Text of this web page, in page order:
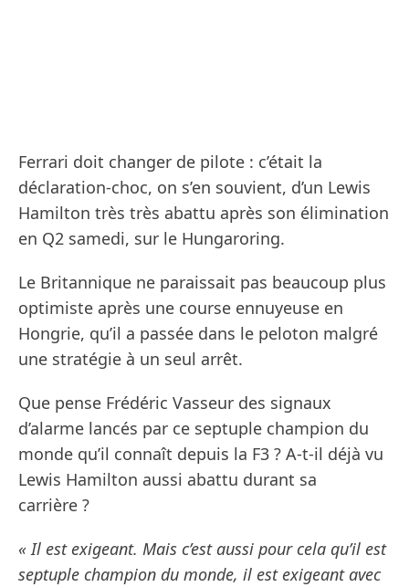
Ferrari doit changer de pilote : c’était la
déclaration-choc, on s’en souvient, d’un Lewis
Hamilton très très abattu après son élimination
en Q2 samedi, sur le Hungaroring.
Le Britannique ne paraissait pas beaucoup plus
optimiste après une course ennuyeuse en
Hongrie, qu’il a passée dans le peloton malgré
une stratégie à un seul arrêt.
Que pense Frédéric Vasseur des signaux
d’alarme lancés par ce septuple champion du
monde qu’il connaît depuis la F3 ? A-t-il déjà vu
Lewis Hamilton aussi abattu durant sa
carrière ?
« Il est exigeant. Mais c’est aussi pour cela qu’il est
septuple champion du monde, il est exigeant avec